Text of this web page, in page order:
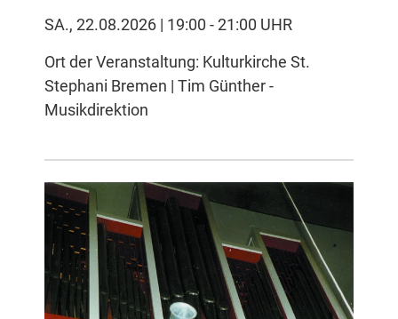
SA., 22.08.2026 | 19:00 - 21:00 UHR
Ort der Veranstaltung: Kulturkirche St.
Stephani Bremen | Tim Günther -
Musikdirektion